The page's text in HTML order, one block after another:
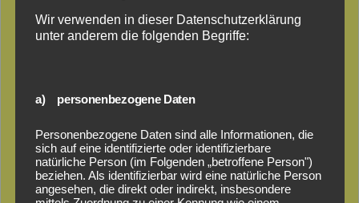
Woodfeeling
Saunakatalog
Wir verwenden in dieser Datenschutzerklärung
unter anderem die folgenden Begriffe:
a) personenbezogene Daten
Personenbezogene Daten sind alle Informationen, die
sich auf eine identifizierte oder identifizierbare
natürliche Person (im Folgenden „betroffene Person")
beziehen. Als identifizierbar wird eine natürliche Person
angesehen, die direkt oder indirekt, insbesondere